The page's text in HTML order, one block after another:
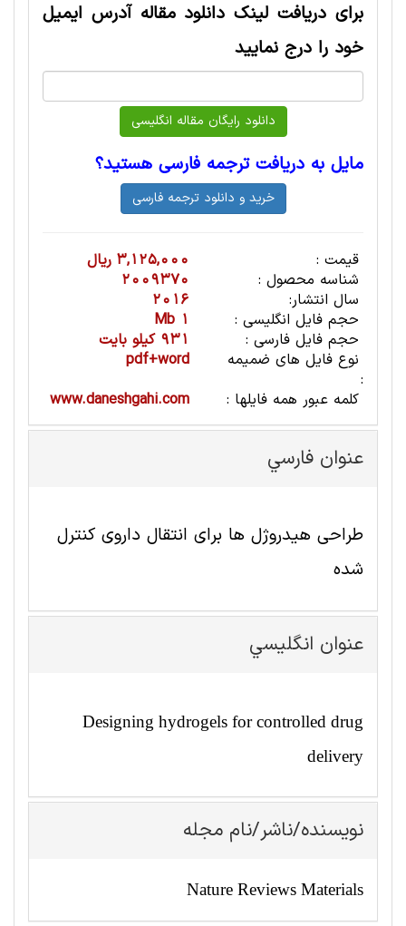
برای دریافت لینک دانلود مقاله آدرس ایمیل
خود را درج نمایید
مایل به دریافت ترجمه فارسی هستید؟
قیمت :
3,125,000 ریال
شناسه محصول :
2009370
سال انتشار:
2016
حجم فایل انگلیسی :
1 Mb
حجم فایل فارسی :
931 کیلو بایت
نوع فایل های ضمیمه
:
pdf+word
کلمه عبور همه فایلها :
www.daneshgahi.com
عنوان فارسي
طراحی هیدروژل ها برای انتقال داروی کنترل
شده
عنوان انگليسي
Designing hydrogels for controlled drug
delivery
نویسنده/ناشر/نام مجله
Nature Reviews Materials